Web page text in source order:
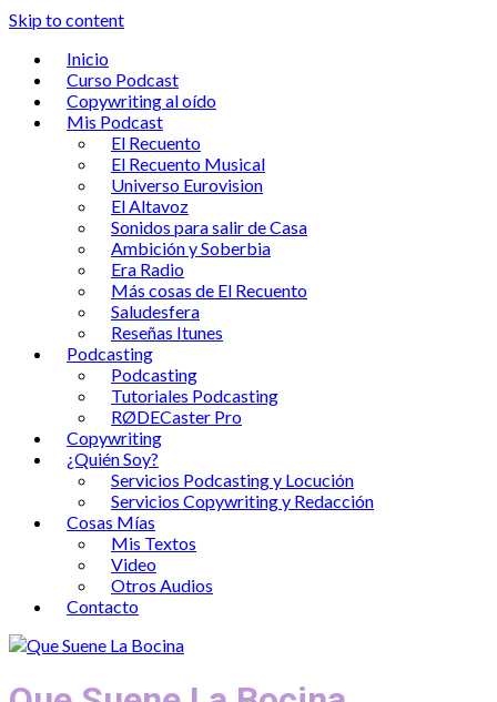
Skip to content
Inicio
Curso Podcast
Copywriting al oído
Mis Podcast
El Recuento
El Recuento Musical
Universo Eurovision
El Altavoz
Sonidos para salir de Casa
Ambición y Soberbia
Era Radio
Más cosas de El Recuento
Saludesfera
Reseñas Itunes
Podcasting
Podcasting
Tutoriales Podcasting
RØDECaster Pro
Copywriting
¿Quién Soy?
Servicios Podcasting y Locución
Servicios Copywriting y Redacción
Cosas Mías
Mis Textos
Video
Otros Audios
Contacto